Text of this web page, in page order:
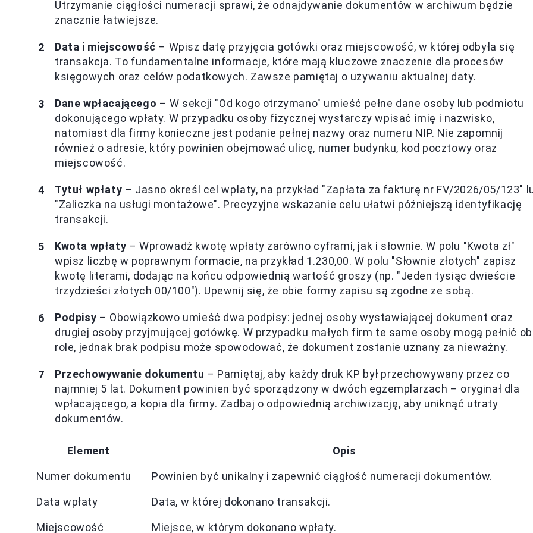
Utrzymanie ciągłości numeracji sprawi, że odnajdywanie dokumentów w archiwum będzie
znacznie łatwiejsze.
Data i miejscowość – Wpisz datę przyjęcia gotówki oraz miejscowość, w której odbyła się
transakcja. To fundamentalne informacje, które mają kluczowe znaczenie dla procesów
księgowych oraz celów podatkowych. Zawsze pamiętaj o używaniu aktualnej daty.
Dane wpłacającego – W sekcji "Od kogo otrzymano" umieść pełne dane osoby lub podmiotu
dokonującego wpłaty. W przypadku osoby fizycznej wystarczy wpisać imię i nazwisko,
natomiast dla firmy konieczne jest podanie pełnej nazwy oraz numeru NIP. Nie zapomnij
również o adresie, który powinien obejmować ulicę, numer budynku, kod pocztowy oraz
miejscowość.
Tytuł wpłaty – Jasno określ cel wpłaty, na przykład "Zapłata za fakturę nr FV/2026/05/123"
"Zaliczka na usługi montażowe". Precyzyjne wskazanie celu ułatwi późniejszą identyfikację
transakcji.
Kwota wpłaty – Wprowadź kwotę wpłaty zarówno cyframi, jak i słownie. W polu "Kwota zł"
wpisz liczbę w poprawnym formacie, na przykład 1.230,00. W polu "Słownie złotych" zapisz
kwotę literami, dodając na końcu odpowiednią wartość groszy (np. "Jeden tysiąc dwieście
trzydzieści złotych 00/100"). Upewnij się, że obie formy zapisu są zgodne ze sobą.
Podpisy – Obowiązkowo umieść dwa podpisy: jednej osoby wystawiającej dokument oraz
drugiej osoby przyjmującej gotówkę. W przypadku małych firm te same osoby mogą pełnić
role, jednak brak podpisu może spowodować, że dokument zostanie uznany za nieważny.
Przechowywanie dokumentu – Pamiętaj, aby każdy druk KP był przechowywany przez co
najmniej 5 lat. Dokument powinien być sporządzony w dwóch egzemplarzach – oryginał dla
wpłacającego, a kopia dla firmy. Zadbaj o odpowiednią archiwizację, aby uniknąć utraty
dokumentów.
Element Opis
Numer dokumentu Powinien być unikalny i zapewnić ciągłość numeracji dokumentów.
Data wpłaty Data, w której dokonano transakcji.
Miejscowość Miejsce, w którym dokonano wpłaty.